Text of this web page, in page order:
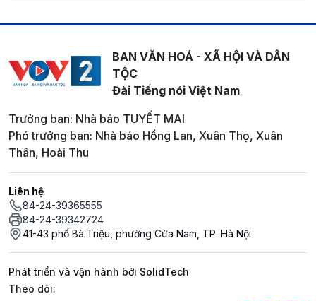
BAN VĂN HOÁ - XÃ HỘI VÀ DÂN
TỘC
Đài Tiếng nói Việt Nam
Trưởng ban: Nhà báo TUYẾT MAI
Phó trưởng ban: Nhà báo Hồng Lan, Xuân Thọ, Xuân
Thân, Hoài Thu
Liên hệ
84-24-39365555
84-24-39342724
41-43 phố Bà Triệu, phường Cửa Nam, TP. Hà Nội
Phát triển và vận hành bởi SolidTech
Mạng xã hội
Theo dõi: